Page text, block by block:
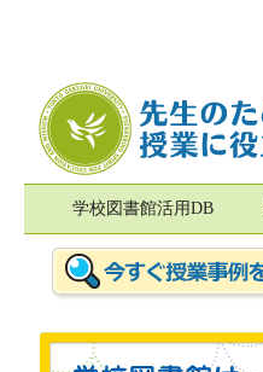
学校図書館活用DB